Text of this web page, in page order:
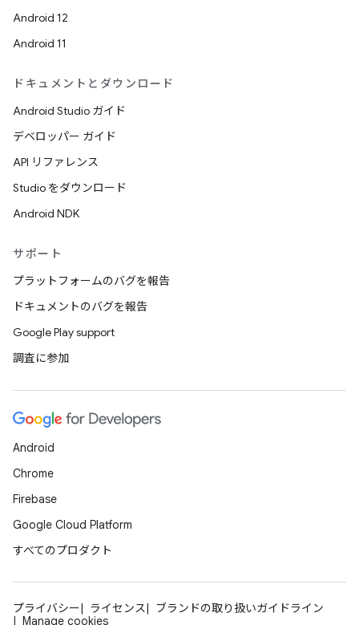
Android 12
Android 11
ドキュメントとダウンロード
Android Studio ガイド
デベロッパー ガイド
API リファレンス
Studio をダウンロード
Android NDK
サポート
プラットフォームのバグを報告
ドキュメントのバグを報告
Google Play support
調査に参加
Android
Chrome
Firebase
Google Cloud Platform
すべてのプロダクト
プライバシー ライセンス
ブランドの取り扱いガイドライン
Manage cookies